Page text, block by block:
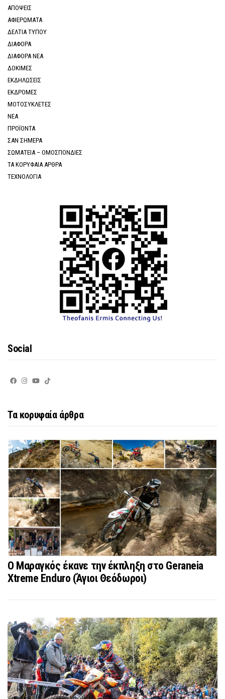
ΑΠΟΨΕΙΣ
ΑΦΙΕΡΩΜΑΤΑ
ΔΕΛΤΙΑ ΤΥΠΟΥ
ΔΙΑΦΟΡΑ
ΔΙΑΦΟΡΑ ΝΕΑ
ΔΟΚΙΜΕΣ
ΕΚΔΗΛΩΣΕΙΣ
ΕΚΔΡΟΜΕΣ
ΜΟΤΟΣΥΚΛΕΤΕΣ
ΝΕΑ
ΠΡΟΪΟΝΤΑ
ΣΑΝ ΣΗΜΕΡΑ
ΣΩΜΑΤΕΙΑ – ΟΜΟΣΠΟΝΔΙΕΣ
ΤΑ ΚΟΡΥΦΑΙΑ ΑΡΘΡΑ
ΤΕΧΝΟΛΟΓΙΑ
Social
Τα κορυφαία άρθρα
Ο Μαραγκός έκανε την έκπληξη στο Geraneia
Xtreme Enduro (Άγιοι Θεόδωροι)